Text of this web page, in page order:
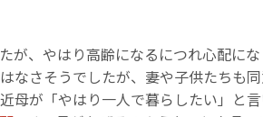
、やはり高齢になるにつれ心配に
さそうでしたが、妻や子供たちも同
母が「やはり一人で暮らしたい」と